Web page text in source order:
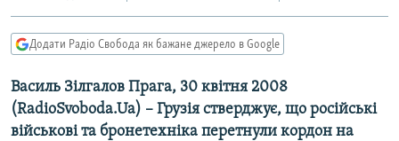
Перейти
до
КУЛЬТУРА
СПОРТ
КРИМ.РЕАЛІЇ
ТИ ЯК?
СХЕМИ
Додати Радіо Свобода як бажане джерело в Google
Василь Зілгалов Прага, 30 квітня 2008
(RadioSvoboda.Ua) – Грузія стверджує, що російські
військові та бронетехніка перетнули кордон на